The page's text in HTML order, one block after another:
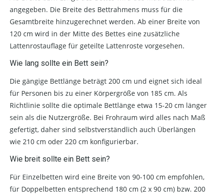
angegeben. Die Breite des Bettrahmens muss für die
Gesamtbreite hinzugerechnet werden. Ab einer Breite von
120 cm wird in der Mitte des Bettes eine zusätzliche
Lattenrostauflage für geteilte Lattenroste vorgesehen.
Wie lang sollte ein Bett sein?
Die gängige Bettlänge beträgt 200 cm und eignet sich ideal
für Personen bis zu einer Körpergröße von 185 cm. Als
Richtlinie sollte die optimale Bettlänge etwa 15-20 cm länger
sein als die Nutzergröße. Bei Frohraum wird alles nach Maß
gefertigt, daher sind selbstverständlich auch Überlängen
wie 210 cm oder 220 cm konfigurierbar.
Wie breit sollte ein Bett sein?
Für Einzelbetten wird eine Breite von 90-100 cm empfohlen,
für Doppelbetten entsprechend 180 cm (2 x 90 cm) bzw. 200